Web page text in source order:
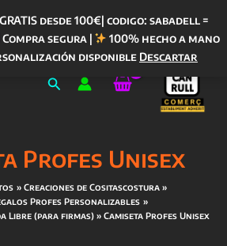
desde 100€| codigo: sabadell =
Compra segura |
100% hecho a mano
disponible Descartar
Buscar
Profes Unisex
Creaciones de Cositascostura
Profes Personalizables
Libre (para firmas)
Camiseta Profes Unisex